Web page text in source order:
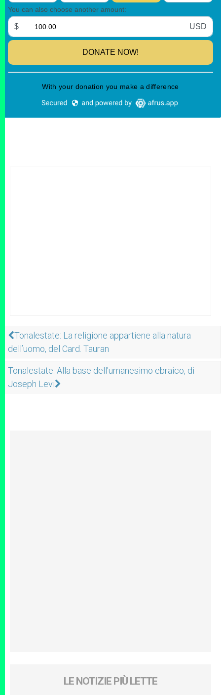
Tonalestate: La religione appartiene alla natura
dell’uomo, del Card. Tauran
Tonalestate: Alla base dell’umanesimo ebraico, di
Joseph Levi
LE NOTIZIE PIÙ LETTE